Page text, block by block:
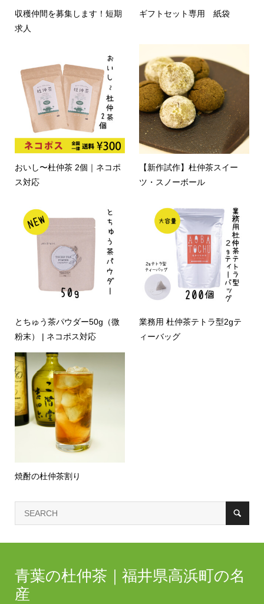
収穫仲間を募集します！短期
求人
ギフトセット専用 紙袋
おいし〜杜仲茶 2個｜ネコポ
ス対応
【新作試作】杜仲茶スイー
ツ・スノーボール
とちゅう茶パウダー50g（微
粉末） | ネコポス対応
業務用 杜仲茶テトラ型2gテ
ィーバッグ
焼酎の杜仲茶割り
青葉の杜仲茶｜福井県高浜町の名
産